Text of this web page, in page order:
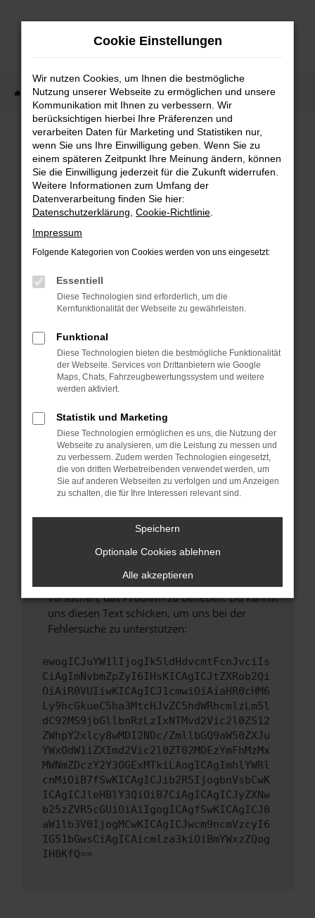
Zum
Startseite Fahrzeugverkauf Fahrzeug-Showroom
FEHLER: NETWORK ERROR
Beim Laden ist ein Fehler aufgetreten.
Hier sind ein paar Tipps, die dir helfen können:
Überprüfe deine Firewall und deine
Internetverbindung.
Laden andere Webseiten, zum Beispiel deine
Prüfe deine Browsererweiterungen.
Manche Erweiterungen, wie Werbeblocker,
verhindern. Funktioniert die Seite in einem
anderen Browser oder in einem privaten
Fenster?
Starte dein Gerät neu.
Probleme zu beheben.
Stelle sicher, dass dein Browser und dein
Betriebssystem auf dem neuesten Stand
sind.
Veraltete Software birgt nicht nur ein
Sicherheitsrisiko, sondern kann auch dazu
führen, dass bestimmte Funktionen nicht mehr
unterstützt werden.
Wende dich an den Webseitenbetreiber.
hast, kontaktiere uns bitte. Wir werden
versuchen, das Problem zu beheben. Du kannst
uns diesen Text schicken, um uns bei der
Fehlersuche zu unterstützen:
ewogICJuYW1lIjogIk5ldHdvcmtFcnJvciIs
CiAgImNvbmZpZyI6IHsKICAgICJtZXRob2Qi
OiAiR0VUIiwKICAgICJ1cmwiOiAiaHR0cHM6
Ly9hcGkueC5ha3MtcHJvZC5hdWRhcmlzLm5l
dC92MS9jbGllbnRzLzIxNTMvd2Vic2l0ZS12
ZWhpY2xlcy8wMDI2NDc/ZmllbGQ9aW50ZXJu
YWxOdW1iZXImd2Vic2l0ZT02MDEzYmFhMzMx
MWNmZDczY2Y3OGExMTkiLAogICAgImhlYWRl
cnMiOiB7fSwKICAgICJib2R5IjogbnVsbCwK
ICAgICJleHBlY3QiOiB7CiAgICAgICJyZXNw
b25zZVR5cGUiOiAiIgogICAgfSwKICAgICJ0
aW1lb3V0IjogMCwKICAgICJwcm9ncmVzcyI6
IG51bGwsCiAgICAicmlza3kiOiBmYWxzZQog
IH0KfQ==
Cookie Einstellungen
Wir nutzen Cookies, um Ihnen die bestmögliche
Nutzung unserer Webseite zu ermöglichen und unsere
Kommunikation mit Ihnen zu verbessern. Wir
berücksichtigen hierbei Ihre Präferenzen und
verarbeiten Daten für Marketing und Statistiken nur,
wenn Sie uns Ihre Einwilligung geben. Wenn Sie zu
einem späteren Zeitpunkt Ihre Meinung ändern, können
Sie die Einwilligung jederzeit für die Zukunft widerrufen.
Weitere Informationen zum Umfang der
Datenverarbeitung finden Sie hier:
Datenschutzerklärung Cookie-Richtlinie
Impressum
Folgende Kategorien von Cookies werden von uns eingesetzt:
Essentiell
Diese Technologien sind erforderlich, um die
Kernfunktionalität der Webseite zu gewährleisten.
Funktional
Diese Technologien bieten die bestmögliche Funktionalität
der Webseite. Services von Drittanbietern wie Google
Maps, Chats, Fahrzeugbewertungssystem und weitere
werden aktiviert.
Statistik und Marketing
Diese Technologien ermöglichen es uns, die Nutzung der
Webseite zu analysieren, um die Leistung zu messen und
zu verbessern. Zudem werden Technologien eingesetzt,
die von dritten Werbetreibenden verwendet werden, um
Sie auf anderen Webseiten zu verfolgen und um Anzeigen
zu schalten, die für Ihre Interessen relevant sind.
Speichern
Optionale Cookies ablehnen
Alle akzeptieren